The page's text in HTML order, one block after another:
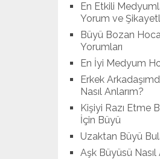
En Etkili
Yorum ve
Büyü Bozan
Yorumları
En İyi Medyum
Erkek
Nasıl Anlarım?
Kişiyi Razı Etme
İçin Büyü
Uzaktan Büyü
Aşk Büyüsü Nasıl